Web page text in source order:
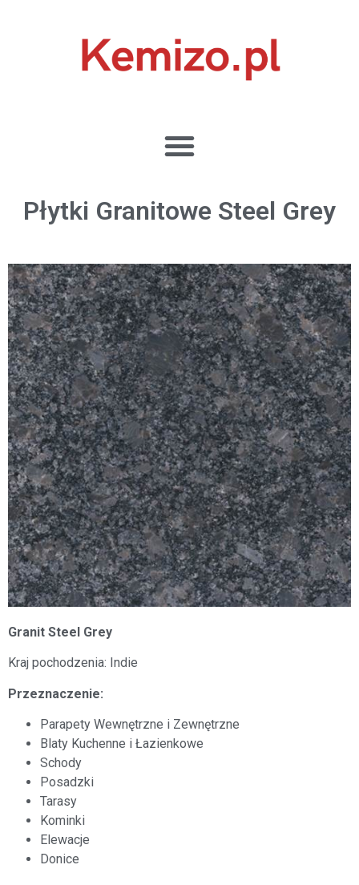
Płytki Granitowe Steel Grey
Granit Steel Grey
Kraj pochodzenia: Indie
Przeznaczenie:
Parapety Wewnętrzne i Zewnętrzne
Blaty Kuchenne i Łazienkowe
Schody
Posadzki
Tarasy
Kominki
Elewacje
Donice